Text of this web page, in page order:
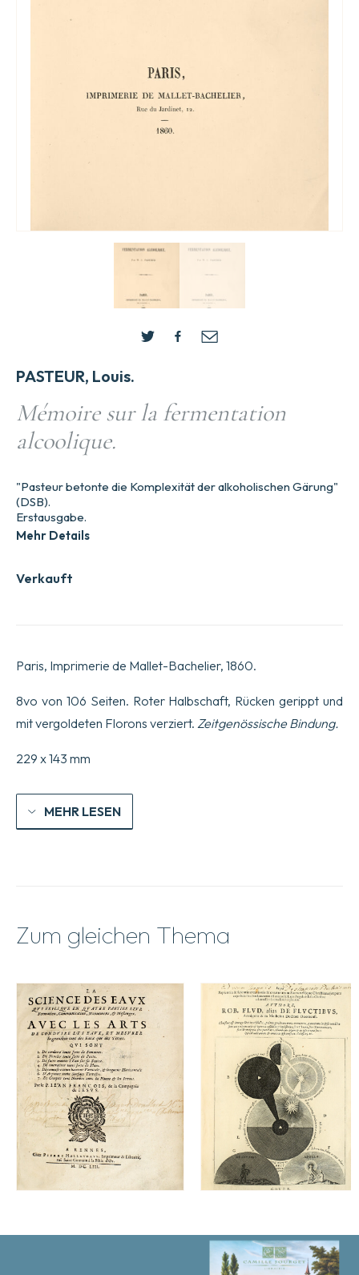
PASTEUR, Louis.
Mémoire sur la fermentation
alcoolique.
Verkauft
"Pasteur betonte die Komplexität der alkoholischen Gärung"
(DSB).
Erstausgabe.
Mehr Details
Paris, Imprimerie de Mallet-Bachelier, 1860.
8vo von 106 Seiten. Roter Halbschaft, Rücken gerippt und
mit vergoldeten Florons verziert. Zeitgenössische Bindung.
229 x 143 mm
MEHR LESEN
Zum gleichen Thema